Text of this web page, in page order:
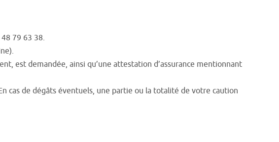
79 63 38.
est demandée, ainsi qu’une attestation d’assurance mentionnant
cas de dégâts éventuels, une partie ou la totalité de votre caution